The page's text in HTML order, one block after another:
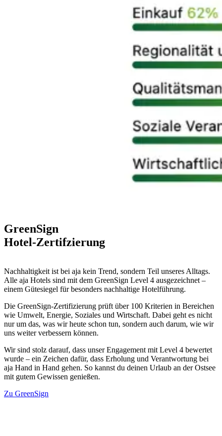
GreenSign
Hotel-Zertifzierung
Nachhaltigkeit ist bei aja kein Trend, sondern Teil unseres Alltags.
Alle aja Hotels sind mit dem GreenSign Level 4 ausgezeichnet –
einem Gütesiegel für besonders nachhaltige Hotelführung.
Die GreenSign-Zertifizierung prüft über 100 Kriterien in Bereichen
wie Umwelt, Energie, Soziales und Wirtschaft. Dabei geht es nicht
nur um das, was wir heute schon tun, sondern auch darum, wie wir
uns weiter verbessern können.
Wir sind stolz darauf, dass unser Engagement mit Level 4 bewertet
wurde – ein Zeichen dafür, dass Erholung und Verantwortung bei
aja Hand in Hand gehen. So kannst du deinen Urlaub an der Ostsee
mit gutem Gewissen genießen.
Zu GreenSign